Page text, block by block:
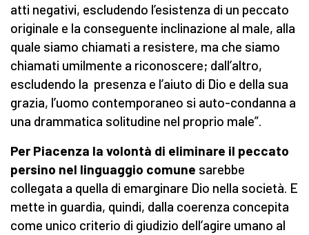
atti negativi, escludendo l’esistenza di un peccato
originale e la conseguente inclinazione al male, alla
quale siamo chiamati a resistere, ma che siamo
chiamati umilmente a riconoscere; dall’altro,
escludendo la presenza e l’aiuto di Dio e della sua
grazia, l’uomo contemporaneo si auto-condanna a
una drammatica solitudine nel proprio male”.
Per Piacenza la volontà di eliminare il peccato
persino nel linguaggio comune sarebbe
collegata a quella di emarginare Dio nella società. E
mette in guardia, quindi, dalla coerenza concepita
come unico criterio di giudizio dell’agire umano al